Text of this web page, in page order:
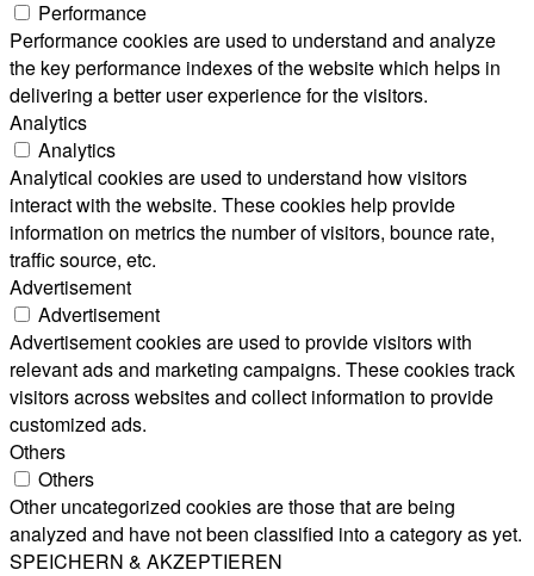
Performance
Performance cookies are used to understand and analyze
the key performance indexes of the website which helps in
delivering a better user experience for the visitors.
Analytics
Analytics
Analytical cookies are used to understand how visitors
interact with the website. These cookies help provide
information on metrics the number of visitors, bounce rate,
traffic source, etc.
Advertisement
Advertisement
Advertisement cookies are used to provide visitors with
relevant ads and marketing campaigns. These cookies track
visitors across websites and collect information to provide
customized ads.
Others
Others
Other uncategorized cookies are those that are being
analyzed and have not been classified into a category as yet.
SPEICHERN & AKZEPTIEREN